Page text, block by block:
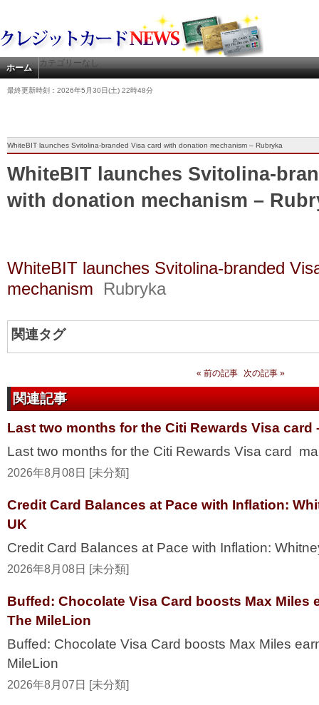
ホーム カテゴリーなし
最終更新時刻：2026年5月30日(土) 22時48分
WhiteBIT launches Svitolina-branded Visa card with donation mechanism – Rubryka
WhiteBIT launches Svitolina-
with donation mechanism –
WhiteBIT launches Svitolina-branded
mechanism
Rubryka
関連タグ
« 前の記事 次の記事 »
関連記事
Last two months for the Citi Rewards Visa card
Last two months for the Citi Rewards Visa card
2026年8月08日 [未分類]
Credit Card Balances at Pace with Inflation:
UK
Credit Card Balances at Pace with Inflation:
2026年8月08日 [未分類]
Buffed: Chocolate Visa Card boosts Max Miles
The MileLion
Buffed: Chocolate Visa Card boosts Max Miles
MileLion
2026年8月07日 [未分類]